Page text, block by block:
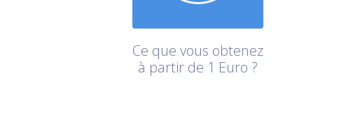
Ce que vous obtenez
à partir de 1 Euro ?